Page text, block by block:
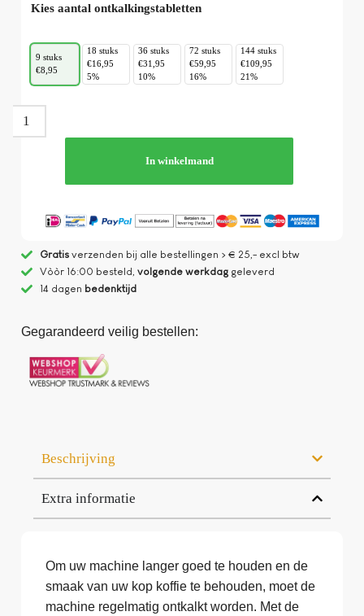
Kies aantal ontkalkingstabletten
9 stuks
€8,95
18 stuks
€16,95
5%
36 stuks
€31,95
10%
72 stuks
€59,95
16%
144 stuks
€109,95
21%
In winkelmand
Gratisverzenden bij alle bestellingen > € 25,- excl btw
Vòòr 16:00 besteld, volgende werkdaggeleverd
14 dagen bedenktijd
Gegarandeerd veilig bestellen:
Beschrijving
Extra informatie
Om uw machine langer goed te houden en de
smaak van uw kop koffie te behouden, moet de
machine regelmatig ontkalkt worden. Met de